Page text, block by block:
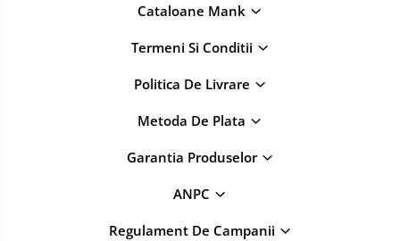
Cataloane Mank
Termeni Si Conditii
Politica De Livrare
Metoda De Plata
Garantia Produselor
ANPC
Regulament De Campanii